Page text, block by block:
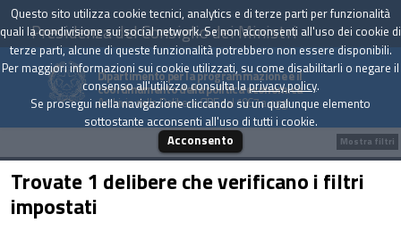
Presidenza del Consiglio dei Ministri
Dipartimento per la programmazione e il
coordinamento della politica economica
Archivio delle Delibere CIPE dal 1967 a oggi
Trovate 1 delibere che verificano i filtri
impostati
Mostra filtri
Questo sito utilizza cookie tecnici, analytics e di terze parti per funzionalità
quali la condivisione sui social network. Se non acconsenti all'uso dei cookie di
terze parti, alcune di queste funzionalità potrebbero non essere disponibili.
Per maggiori informazioni sui cookie utilizzati, su come disabilitarli o negare il
consenso all'utilizzo consulta laprivacy policy.
Se prosegui nella navigazione cliccando su un qualunque elemento
sottostante acconsenti all'uso di tutti i cookie.
Acconsento